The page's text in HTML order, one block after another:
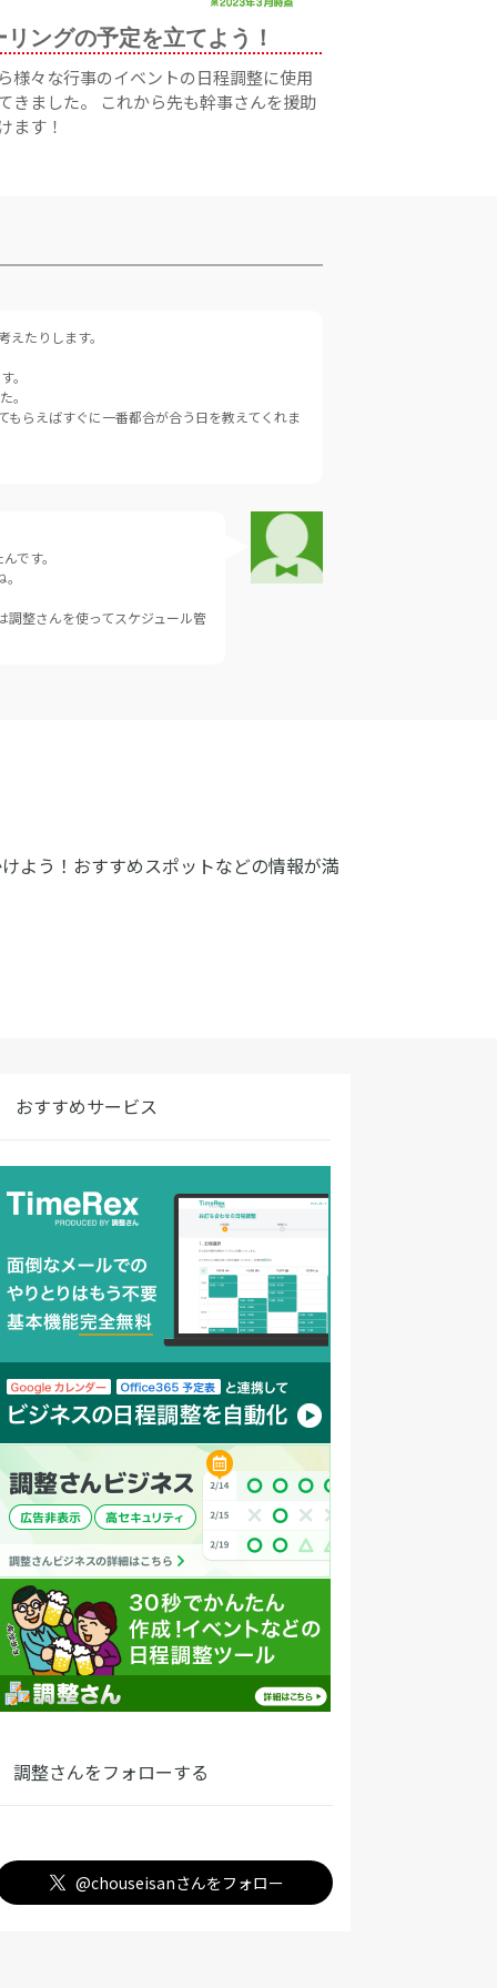
リングの予定を立てよう！
様々な行事のイベントの日程調整に使用
きました。 これから先も幹事さんを援助
ます！
たりします。
。
。
らえばすぐに一番都合が合う日を教えてくれま
です。
整さんを使ってスケジュール管
よう！おすすめスポットなどの情報が満
おすすめサービス
調整さんをフォローする
@chouseisanさんをフォロー